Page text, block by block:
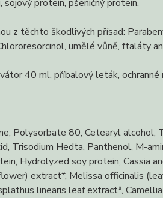
sojový protein, pšeničný protein.
z těchto škodlivých přísad:
umělé vůně, ftaláty
40 ml, příbalový leták,
Polysorbate 80, Cetearyl alcohol,
Trisodium Hedta, Panthenol, M-
Hydrolyzed soy protein, Cassia
extract*, Melissa officinalis
linearis leaf extract*,